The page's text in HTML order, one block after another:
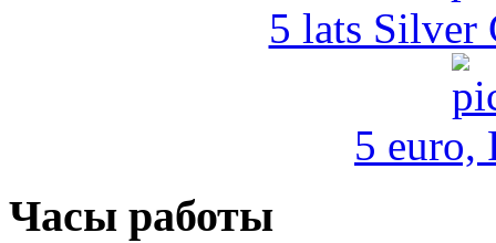
5 lats Silver
5 euro,
Часы работы